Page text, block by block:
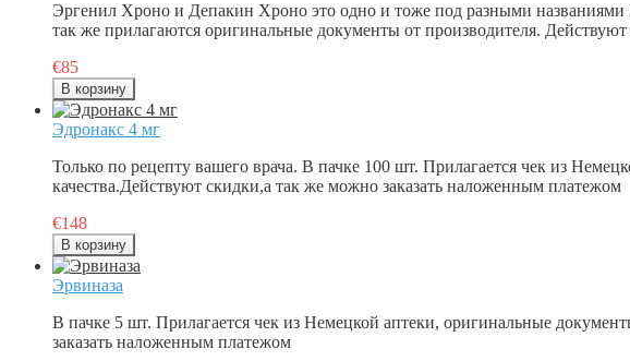
Эргенил Хроно и Депакин Хроно это одно и тоже под разными
так же прилагаются оригинальные документы от производителя.
€85
Эдронакс 4 мг
Только по рецепту вашего врача. В пачке 100 шт. Прилагается чек из
качества.Действуют скидки,а так же можно заказать наложенным платежом
€148
Эрвиназа
В пачке 5 шт. Прилагается чек из Немецкой аптеки, оригинальные
заказать наложенным платежом